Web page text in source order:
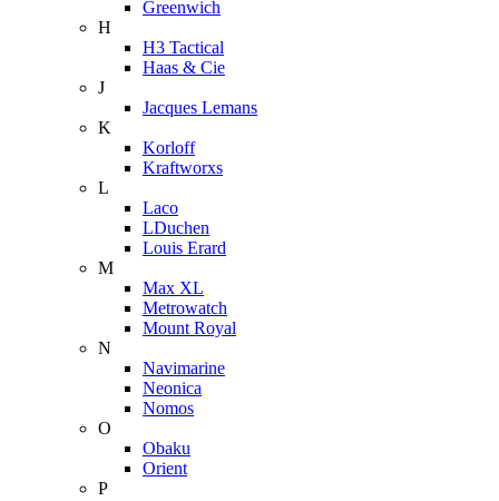
Greenwich
H
H3 Tactical
Haas & Cie
J
Jacques Lemans
K
Korloff
Kraftworxs
L
Laco
LDuchen
Louis Erard
M
Max XL
Metrowatch
Mount Royal
N
Navimarine
Neonica
Nomos
O
Obaku
Orient
P